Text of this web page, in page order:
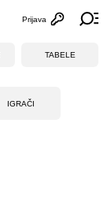
Otvori
Prijava
TABELE
IGRAČI